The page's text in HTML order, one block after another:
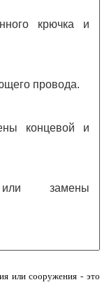
крючка и
провода.
концевой и
замены
или сооружения - это